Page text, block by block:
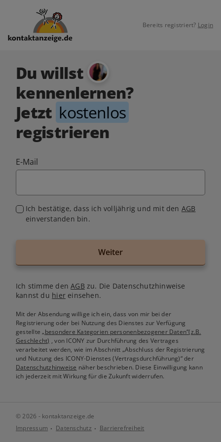
Bereits registriert? Login
Du willst
kennenlernen?
Jetzt kostenlos
registrieren
E-Mail
Ich bestätige, dass ich volljährig und mit den AGB
einverstanden bin.
Weiter
Ich stimme denAGB zu. Die Datenschutzhinweise
kannst du hiereinsehen.
Mit der Absendung willige ich ein, dass von mir bei der
Registrierung oder bei Nutzung des Dienstes zur Verfügung
gestellte„besondere Kategorien personenbezogener Daten“(z.B.
Geschlecht) , von ICONY zur Durchführung des Vertrages
verarbeitet werden, wie im Abschnitt „Abschluss der Registrierung
und Nutzung des ICONY-Dienstes (Vertragsdurchführung)“ der
Datenschutzhinweise näher beschrieben. Diese Einwilligung kann
ich jederzeit mit Wirkung für die Zukunft widerrufen.
© 2026 - kontaktanzeige.de
Impressum
Datenschutz Barrierefreiheit